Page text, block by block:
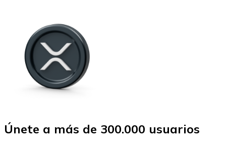
Únete a más de 300.000 usuarios